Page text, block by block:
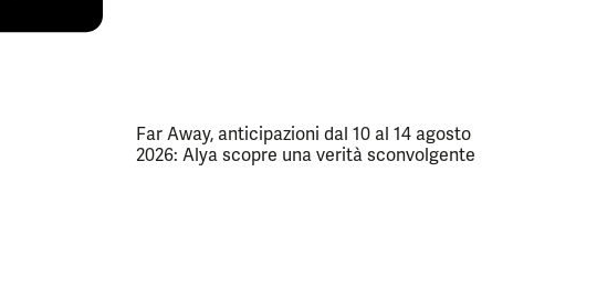
Far Away, anticipazioni dal 10 al 14 agosto
2026: Alya scopre una verità sconvolgente